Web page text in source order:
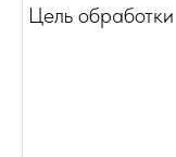
Цель обработки